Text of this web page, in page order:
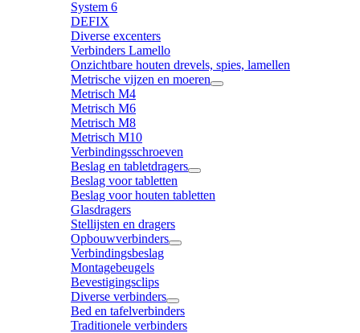
System 6
DEFIX
Diverse excenters
Verbinders Lamello
Onzichtbare houten drevels, spies, lamellen
Metrische vijzen en moeren
Metrisch M4
Metrisch M6
Metrisch M8
Metrisch M10
Verbindingsschroeven
Beslag en tabletdragers
Beslag voor tabletten
Beslag voor houten tabletten
Glasdragers
Stellijsten en dragers
Opbouwverbinders
Verbindingsbeslag
Montagebeugels
Bevestigingsclips
Diverse verbinders
Bed en tafelverbinders
Traditionele verbinders